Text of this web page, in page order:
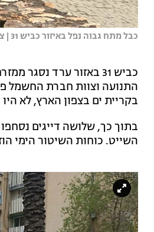
כבל מתח גבוה נפל באיזור כביש 31 | צילום: דוברות המשטרה
כביש 31 באזור ערד
התנועה וצוות חברת החשמל
בקריית ים בצפון הארץ, לא היו
בתוך כך, שלושה דייגים
השייט. כוחות השיטור הימי